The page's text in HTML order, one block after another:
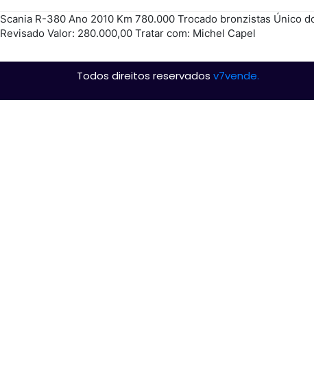
Scania R-380 Ano 2010 Km 780.000 Trocado bronzistas Único
Revisado Valor: 280.000,00 Tratar com: Michel Capel
Todos direitos reservados v7vende.